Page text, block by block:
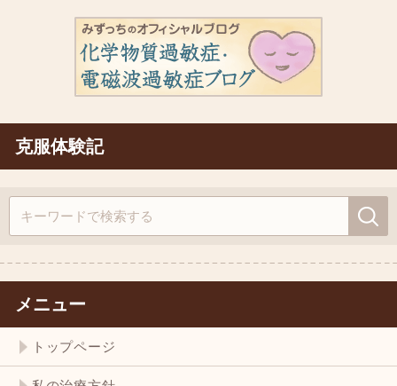
克服体験記
メニュー
トップページ